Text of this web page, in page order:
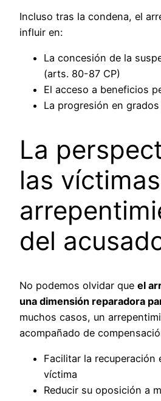
Incluso tras la condena, el
influir en:
La concesión de la
(arts. 80-87 CP)
El acceso a beneficios
La progresión en
La
las
del
No podemos olvidar que el
una dimensión reparadora
muchos casos, un
acompañado de
Facilitar la recuperación
víctima
Reducir su oposición a